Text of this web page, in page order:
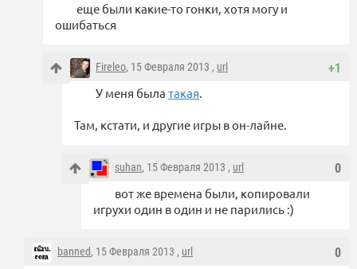
еще были какие-то гонки, хотя могу и
ошибаться
+1
Fireleo, 15 Февраля 2013 , url
У меня была такая.
Там, кстати, и другие игры в он-лайне.
0
suhan, 15 Февраля 2013 , url
вот же времена были, копировали
игрухи один в один и не парились :)
0
banned, 15 Февраля 2013 , url